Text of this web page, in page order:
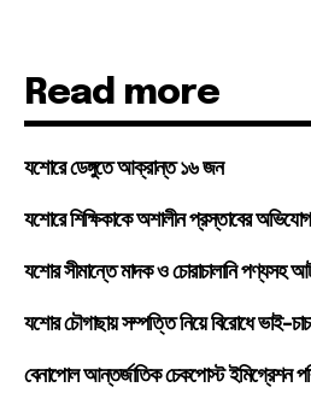
Read more
যশোরে ডেঙ্গুতে আক্রান্ত ১৬ জন
যশোরে শিক্ষিকাকে অশালীন প্রস্তাবের
যশোর সীমান্তে মাদক ও চোরাচালানি পণ্যসহ
যশোর চৌগাছায় সম্পত্তি নিয়ে বিরোধে ভাই-
বেনাপোল আন্তর্জাতিক চেকপোস্ট ইমিগ্রেশন